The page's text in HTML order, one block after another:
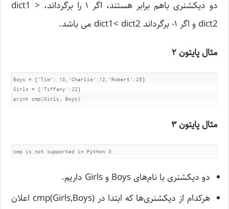
دو دیکشنری باهم برابر هستند، اگر ۱ را برگرداند، dict1 >
dict2 و اگر ۱- برگرداند dict1< dict2 می باشد.
مثال پایتون ۲
Boys = {'Tim': 18,'Charlie':12,'Robert':25}
Girls = {'Tiffany':22}
print cmp(Girls, Boys)
مثال پایتون ۳
cmp is not supported in Python 3
دو دیکشنری با نام‌های Boys و Girls داریم.
هرکدام از دیکشنری‌ها که ابتدا در cmp(Girls,Boys) اعلان